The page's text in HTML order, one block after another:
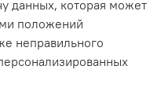
данных, которая может
положений
неправильного